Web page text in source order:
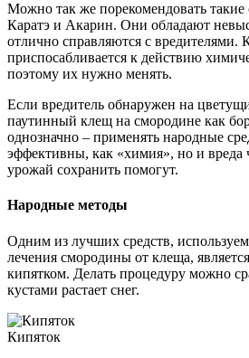
Можно так же порекомендовать такие
Каратэ и Акарин. Они обладают
отлично справляются с вредителями.
приспосабливается к действию
поэтому их нужно менять.
Если вредитель обнаружен на
паутинный клещ на смородине как
однозначно – применять народные
эффективны, как «химия», но и вреда
урожай сохранить помогут.
Народные методы
Одним из лучших средств,
лечения смородины от клеща,
кипятком. Делать процедуру можно
кустами растает снег.
Кипяток